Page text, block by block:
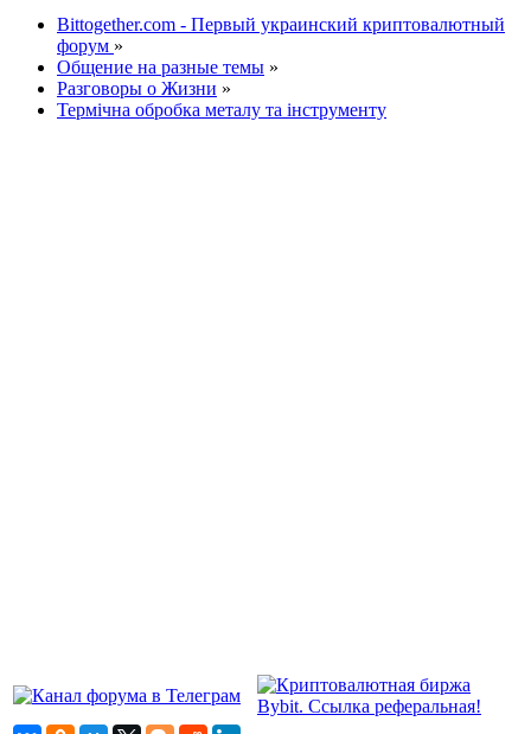
Bittogether.com - Первый украинский криптовалютный
форум »
Общение на разные темы »
Разговоры о Жизни »
Термічна обробка металу та інструменту